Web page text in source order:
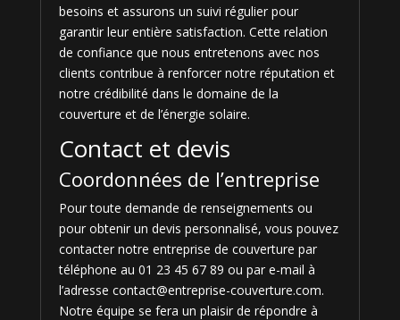
besoins et assurons un suivi régulier pour
garantir leur entière satisfaction. Cette relation
de confiance que nous entretenons avec nos
clients contribue à renforcer notre réputation et
notre crédibilité dans le domaine de la
couverture et de l’énergie solaire.
Contact et devis
Coordonnées de l’entreprise
Pour toute demande de renseignements ou
pour obtenir un devis personnalisé, vous pouvez
contacter notre entreprise de couverture par
téléphone au 01 23 45 67 89 ou par e-mail à
l’adresse contact@entreprise-couverture.com.
Notre équipe se fera un plaisir de répondre à